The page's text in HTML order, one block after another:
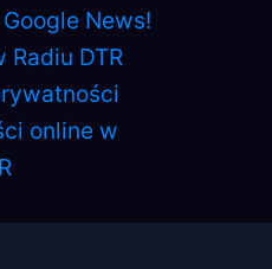
News!
Radiu DTR
online w